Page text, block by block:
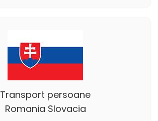
Transport persoane
Romania Slovacia